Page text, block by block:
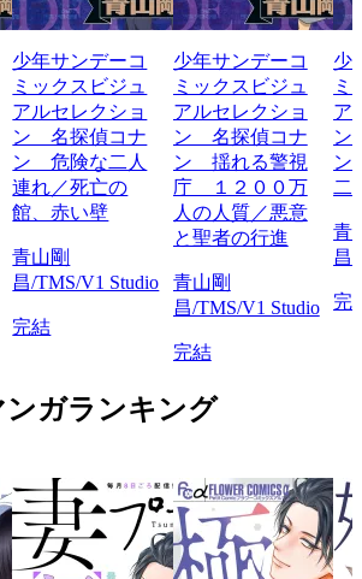
少年サンデーコ
ミックスビジュ
アルセレクショ
ン 名探偵コナ
ン 危険な二人
連れ／死亡の
館、赤い壁
青山剛
昌/TMS/V1 Studio
完結
少年サンデーコ
ミックスビジュ
アルセレクショ
ン 名探偵コナ
ン 揺れる警視
庁 １２００万
人の人質／悪意
と聖者の行進
青山剛
昌/TMS/V1 Studio
完結
少
ミ
ア
ン
ン
二
青
昌
完
ンガランキング